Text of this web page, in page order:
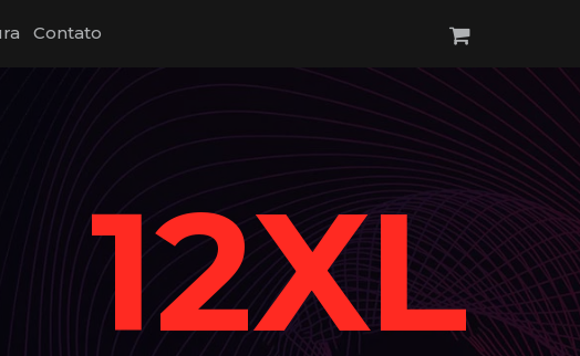
Contato
12XL